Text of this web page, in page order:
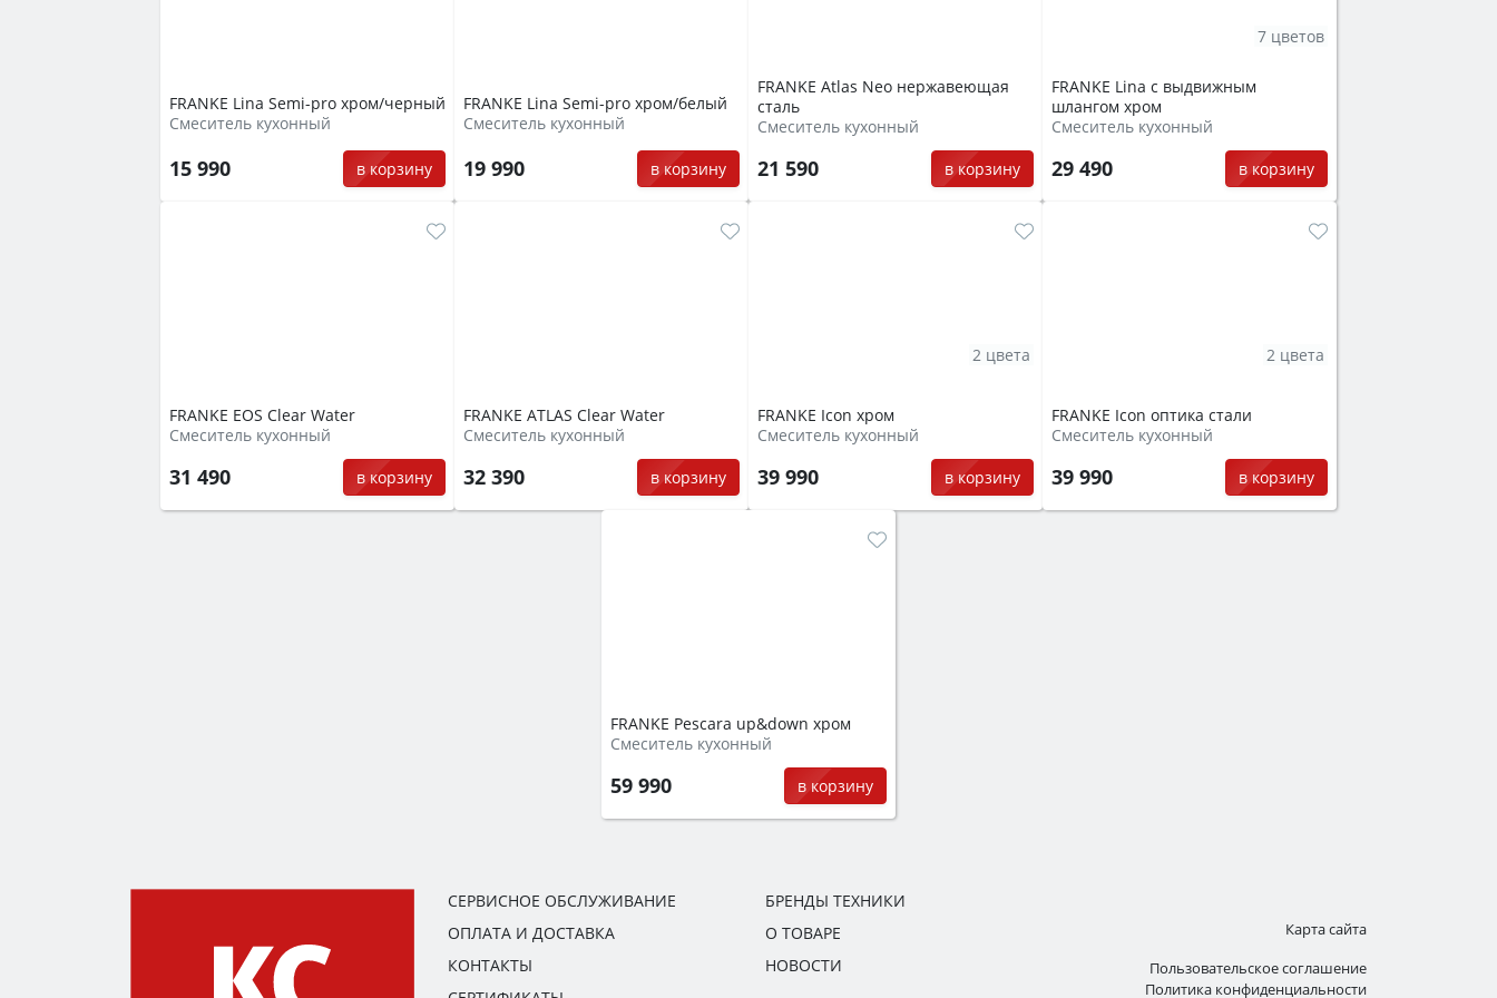
FRANKE Lina Semi-pro xром/черный
Смеситель кухонный
15 990 в корзину
FRANKE Lina Semi-pro xром/белый
Смеситель кухонный
19 990 в корзину
FRANKE Atlas Neo нержавеющая
сталь
Смеситель кухонный
21 590 в корзину
FRANKE Lina с выдвижным
шлангом хром
Смеситель кухонный
29 490 в корзину
7 цветов
FRANKE EOS Clear Water
Смеситель кухонный
31 490 в корзину
FRANKE ATLAS Clear Water
Смеситель кухонный
32 390 в корзину
FRANKE Icon хром
Смеситель кухонный
39 990 в корзину
2 цвета
FRANKE Icon оптика стали
Смеситель кухонный
39 990 в корзину
2 цвета
FRANKE Pescara up&down хром
Смеситель кухонный
59 990 в корзину
СЕРВИСНОЕ ОБСЛУЖИВАНИЕ
ОПЛАТА И ДОСТАВКА
КОНТАКТЫ
БРЕНДЫ ТЕХНИКИ
О ТОВАРЕ
НОВОСТИ
Карта сайта
Пользовательское соглашение
Политика конфиденциальности